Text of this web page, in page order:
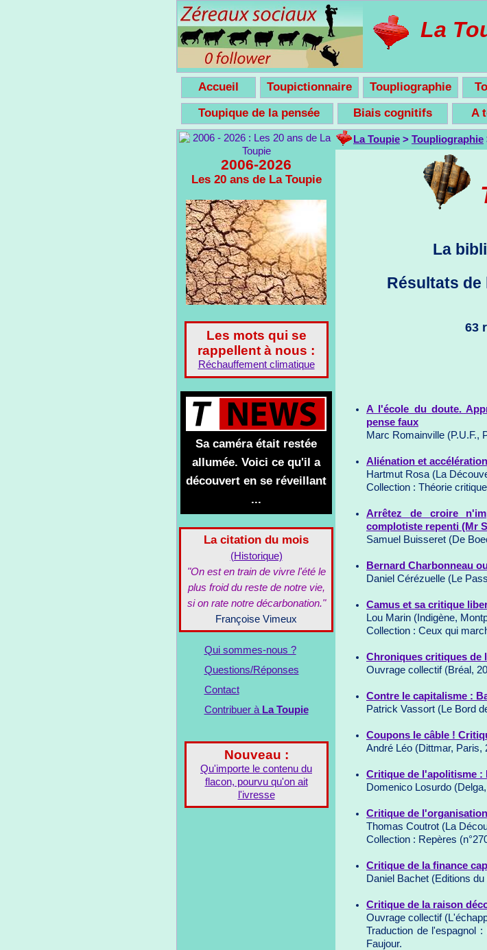
La
Accueil Toupictionnaire Toupliographie
Toupique de la pensée
Biais cognitifs A
2006-2026
Les 20 ans de La Toupie
Les mots qui se
rappellent à nous :
Réchauffement climatique
Sa caméra était restée
allumée. Voici ce qu'il a
découvert en se réveillant
...
La citation du mois
(Historique)
"On est en train de vivre l'été le
plus froid du reste de notre vie,
si on rate notre décarbonation."
Françoise Vimeux
Qui sommes-nous ?
Questions/Réponses
Contact
Contribuer à La Toupie
Nouveau :
Qu'importe le contenu du
flacon, pourvu qu'on ait
l'ivresse
La Toupie > Toupliographie
La
Résultats de
63
A l'école du doute.
pense faux
Marc Romainville (P.U.F.,
Aliénation et
Hartmut Rosa (La
Collection : Théorie
Arrêtez de croire
complotiste repenti (Mr
Samuel Buisseret (De
Bernard Charbonneau
Daniel Cérézuelle (Le
Camus et sa critique
Lou Marin (Indigène,
Collection : Ceux qui
Chroniques critiques de
Ouvrage collectif (Bréal,
Contre le capitalisme :
Patrick Vassort (Le Bord
Coupons le câble !
André Léo (Dittmar, Paris,
Critique de l'apolitisme :
Domenico Losurdo
Critique de
Thomas Coutrot (La
Collection : Repères
Critique de la finance
Daniel Bachet (Editions
Critique de la raison
Ouvrage collectif
Traduction de l'espagnol
Faujour.